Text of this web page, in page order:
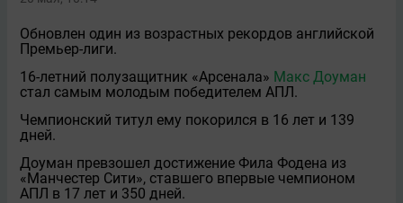
Обновлен один из возрастных рекордов английской
Премьер-лиги.
16-летний полузащитник «Арсенала» Макс Доуман
стал самым молодым победителем АПЛ.
Чемпионский титул ему покорился в 16 лет и 139
дней.
Доуман превзошел достижение Фила Фодена из
«Манчестер Сити», ставшего впервые чемпионом
АПЛ в 17 лет и 350 дней.